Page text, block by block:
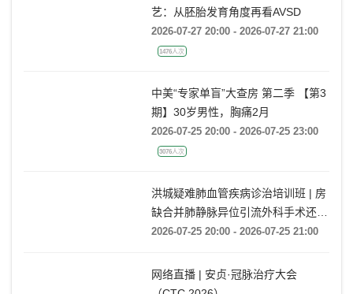
艺：从胚胎发育角度再看AVSD
2026-07-27 20:00 - 2026-07-27 21:00
1476人次
中美“专家单盲”大查房 第二季 【第3
期】30岁男性，胸痛2月
2026-07-25 20:00 - 2026-07-25 23:00
3076人次
洪城疑难肺血管疾病诊治培训班 | 房
缺合并肺静脉异位引流外科手术还是
药物保守治疗?
2026-07-25 20:00 - 2026-07-25 21:00
网络直播 | 安贞·冠脉治疗大会